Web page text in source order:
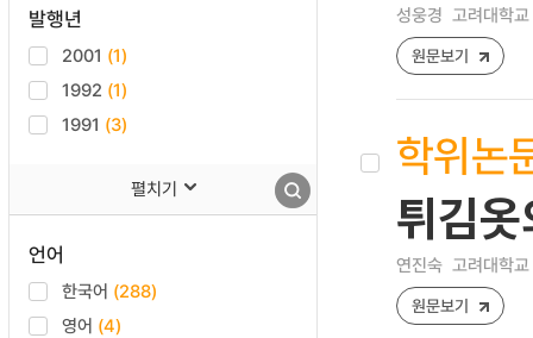
발행년
2001 (1)
1992 (1)
1991 (3)
펼치기
언어
한국어 (288)
영어 (4)
성웅경 고려대학
원문보기
학위논
튀김
연진숙 고려대학
원문보기